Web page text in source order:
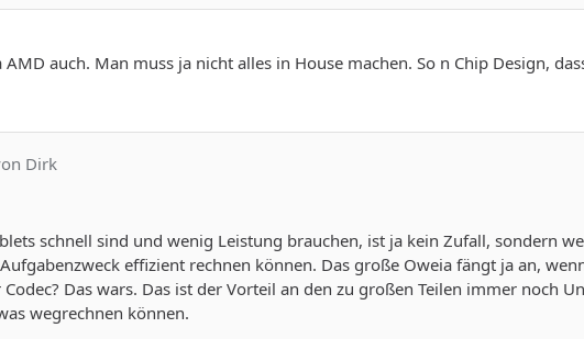
AMD auch. Man muss ja nicht alles in House machen. So n Chip Design,
Dirk
schnell sind und wenig Leistung brauchen, ist ja kein Zufall, sondern
effizient rechnen können. Das große Oweia fängt ja an,
Das wars. Das ist der Vorteil an den zu großen Teilen immer noch
wegrechnen können.